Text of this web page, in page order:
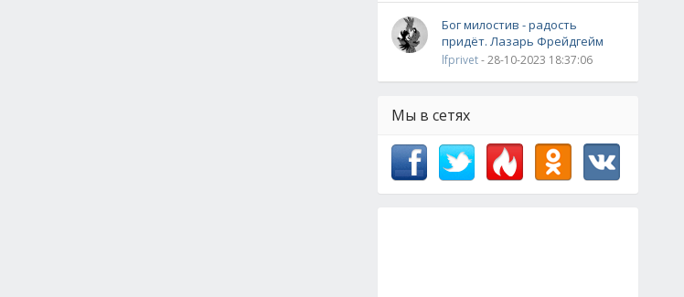
Бог милостив - радость
придёт. Лазарь Фрейдгейм
lfprivet- 28-10-2023 18:37:06
Мы в сетях